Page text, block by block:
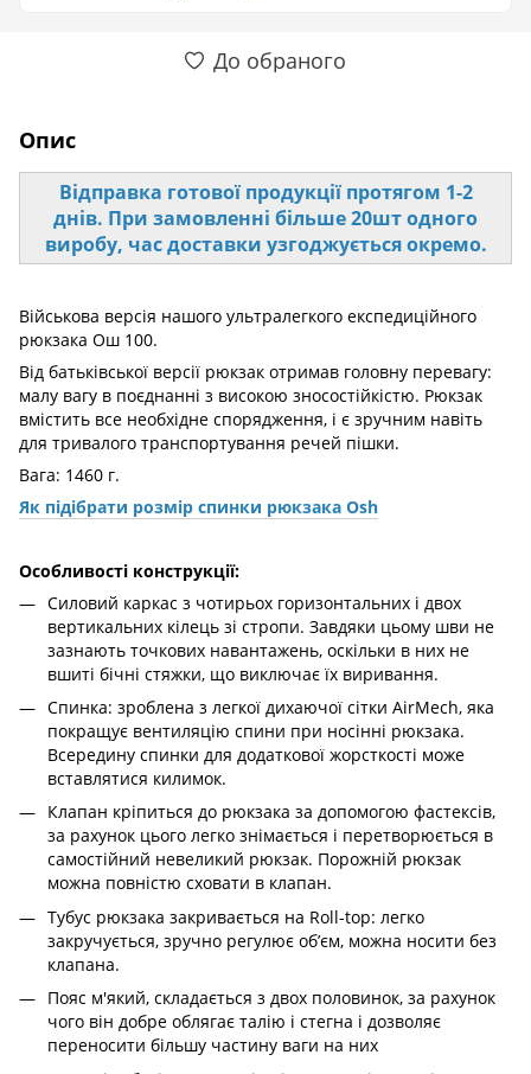
До обраного
Опис
Відправка готової продукції протягом 1-2
днів. При замовленні більше 20шт одного
виробу, час доставки узгоджується окремо.
Військова версія нашого ультралегкого експедиційного
рюкзака Ош 100.
Від батьківської версії рюкзак отримав головну перевагу:
малу вагу в поєднанні з високою зносостійкістю. Рюкзак
вмістить все необхідне спорядження, і є зручним навіть
для тривалого транспортування речей пішки.
Вага: 1460 г.
Як підібрати розмір спинки рюкзака Osh
Особливості конструкції:
Силовий каркас з чотирьох горизонтальних і двох
вертикальних кілець зі стропи. Завдяки цьому шви не
зазнають точкових навантажень, оскільки в них не
вшиті бічні стяжки, що виключає їх виривання.
Спинка: зроблена з легкої дихаючої сітки AirMech, яка
покращує вентиляцію спини при носінні рюкзака.
Всередину спинки для додаткової жорсткості може
вставлятися килимок.
Клапан кріпиться до рюкзака за допомогою фастексів,
за рахунок цього легко знімається і перетворюється в
самостійний невеликий рюкзак. Порожній рюкзак
можна повністю сховати в клапан.
Тубус рюкзака закривається на Roll-top: легко
закручується, зручно регулює об’єм, можна носити без
клапана.
Пояс м'який, складається з двох половинок, за рахунок
чого він добре облягає талію і стегна і дозволяє
переносити більшу частину ваги на них